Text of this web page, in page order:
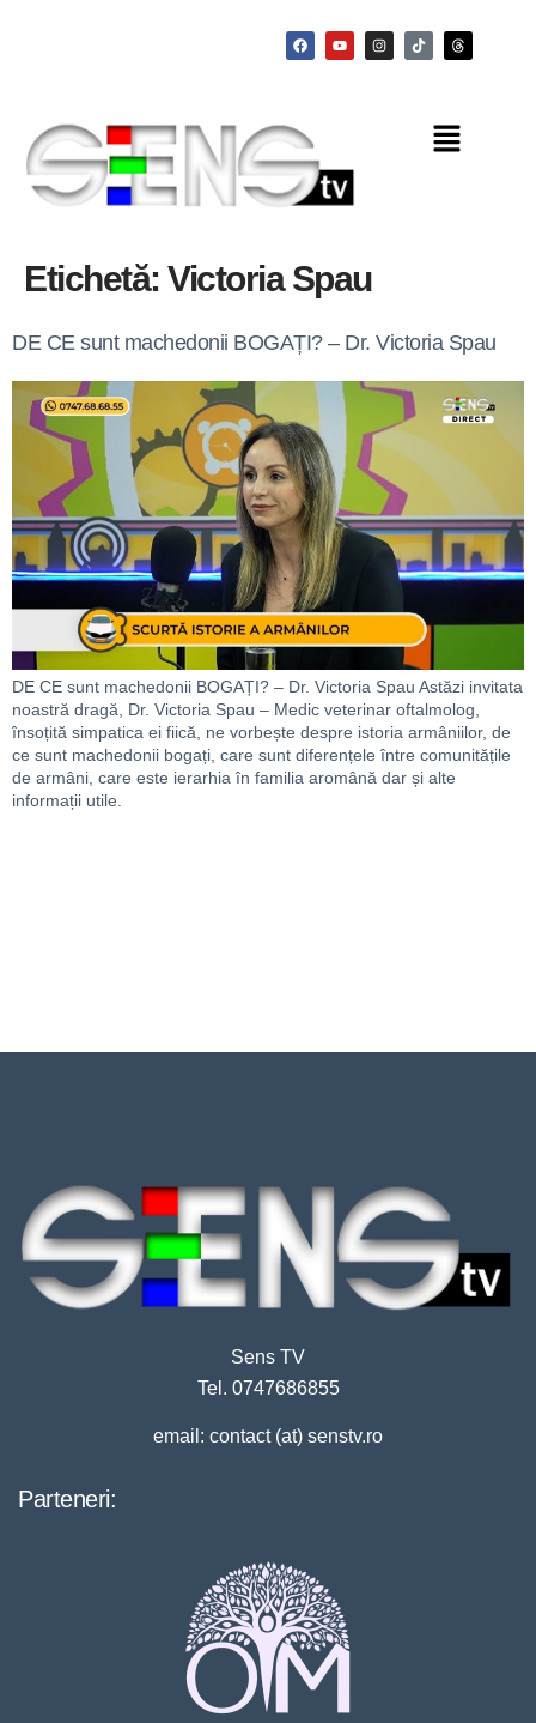
Etichetă: Victoria Spau
DE CE sunt machedonii BOGAȚI? – Dr. Victoria Spau
DE CE sunt machedonii BOGAȚI? – Dr. Victoria Spau Astăzi invitata
noastră dragă, Dr. Victoria Spau – Medic veterinar oftalmolog,
însoțită simpatica ei fiică, ne vorbește despre istoria armâniilor, de
ce sunt machedonii bogați, care sunt diferențele între comunitățile
de armâni, care este ierarhia în familia aromână dar și alte
informații utile.
Sens TV
Tel. 0747686855
email: contact (at) senstv.ro
Parteneri: